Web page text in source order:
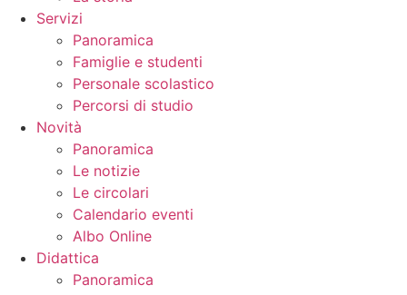
Servizi
Panoramica
Famiglie e studenti
Personale scolastico
Percorsi di studio
Novità
Panoramica
Le notizie
Le circolari
Calendario eventi
Albo Online
Didattica
Panoramica